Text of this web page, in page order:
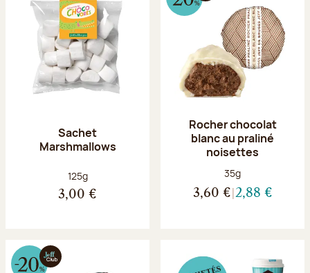
Sachet
Marshmallows
Poids net :
125g
3,00 €
Rocher chocolat
blanc au praliné
noisettes
Poids net :
35g
3,60 € 2,88 €